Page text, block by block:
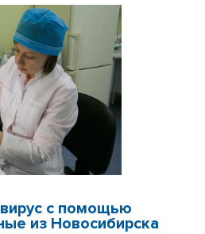
с помощью
из Новосибирска